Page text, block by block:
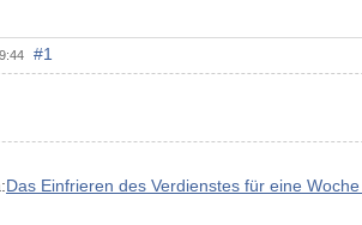
#1
Das Einfrieren des Verdienstes für eine